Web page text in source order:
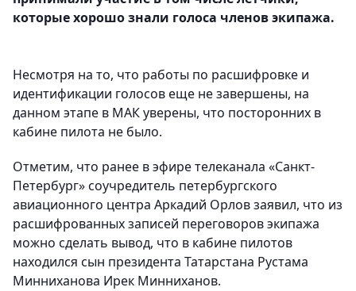
которые хорошо знали голоса членов экипажа.
Несмотря на то, что работы по расшифровке и
идентификации голосов еще не завершены, на
данном этапе в МАК уверены, что посторонних в
кабине пилота не было.
Отметим, что ранее в эфире телеканала «Санкт-
Петербург» соучредитель петербургского
авиационного центра Аркадий Орлов заявил, что из
расшифрованных записей переговоров экипажа
можно сделать вывод, что в кабине пилотов
находился сын президента Татарстана Рустама
Минниханова Ирек Минниханов.